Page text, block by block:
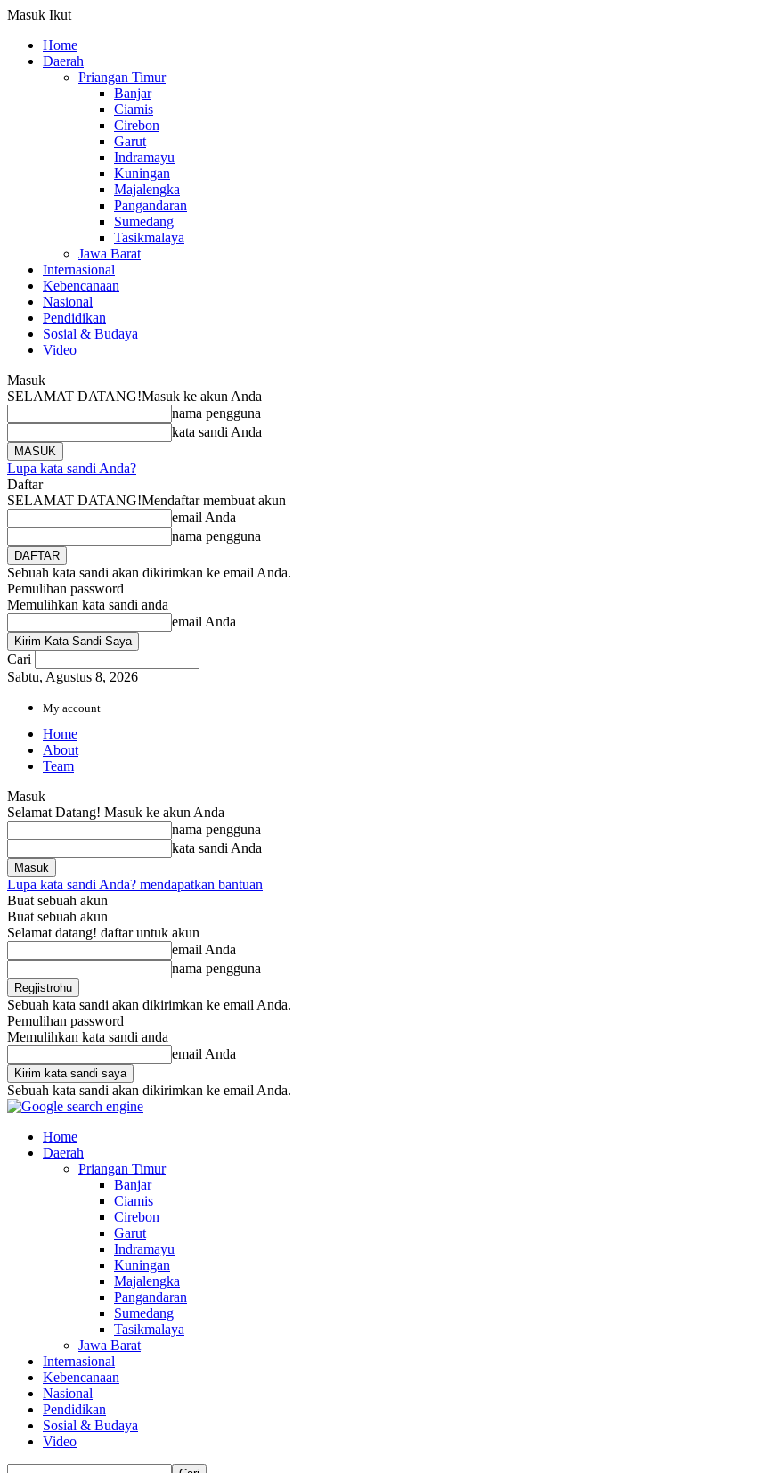
Masuk Ikut
Home
Daerah
Priangan Timur
Banjar
Ciamis
Cirebon
Garut
Indramayu
Kuningan
Majalengka
Pangandaran
Sumedang
Tasikmalaya
Jawa Barat
Internasional
Kebencanaan
Nasional
Pendidikan
Sosial & Budaya
Video
Masuk
SELAMAT DATANG!Masuk ke akun Anda
nama pengguna
kata sandi Anda
Lupa kata sandi Anda?
Daftar
SELAMAT DATANG!Mendaftar membuat akun
email Anda
nama pengguna
Sebuah kata sandi akan dikirimkan ke email Anda.
Pemulihan password
Memulihkan kata sandi anda
email Anda
Cari
Sabtu, Agustus 8, 2026
My account
Home
About
Team
Masuk
Selamat Datang! Masuk ke akun Anda
nama pengguna
kata sandi Anda
Lupa kata sandi Anda? mendapatkan bantuan
Buat sebuah akun
Buat sebuah akun
Selamat datang! daftar untuk akun
email Anda
nama pengguna
Sebuah kata sandi akan dikirimkan ke email Anda.
Pemulihan password
Memulihkan kata sandi anda
email Anda
Sebuah kata sandi akan dikirimkan ke email Anda.
Home
Daerah
Priangan Timur
Banjar
Ciamis
Cirebon
Garut
Indramayu
Kuningan
Majalengka
Pangandaran
Sumedang
Tasikmalaya
Jawa Barat
Internasional
Kebencanaan
Nasional
Pendidikan
Sosial & Budaya
Video